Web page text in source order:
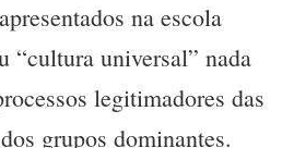
na escola
“cultura universal” nada
legitimadores das
grupos dominantes.